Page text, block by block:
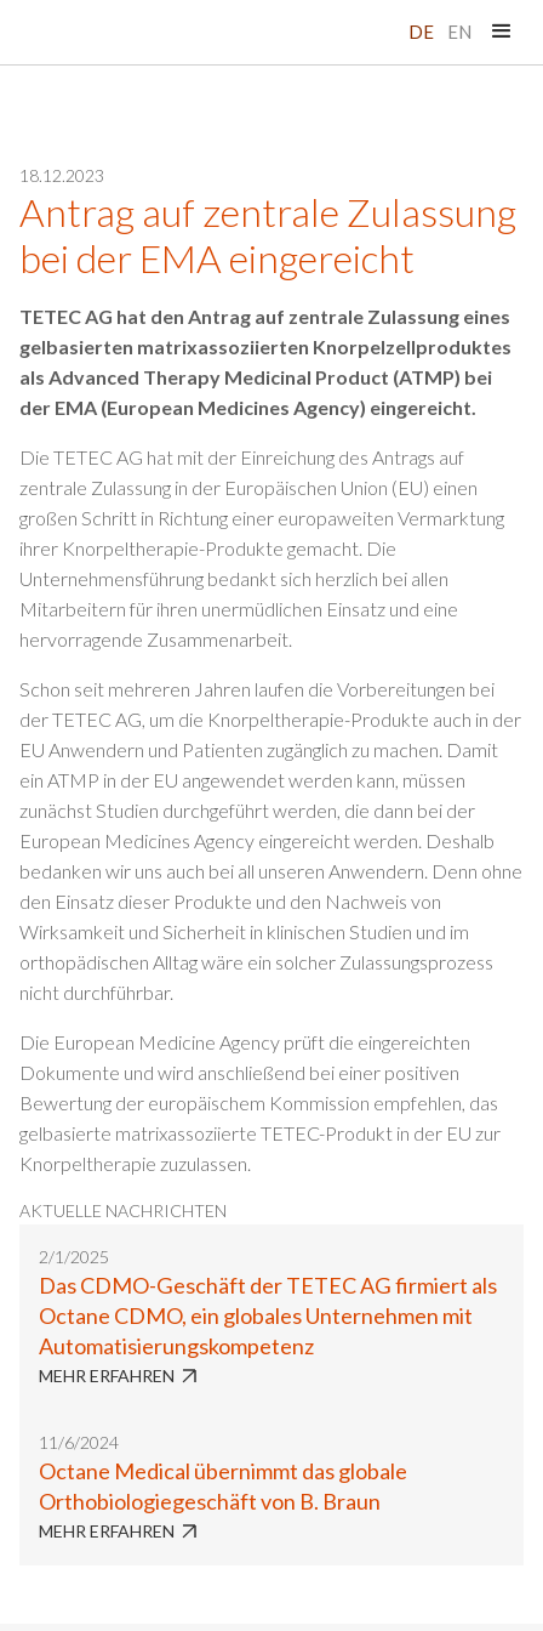
DE EN
18.12.2023
Antrag auf zentrale Zulassung
bei der EMA eingereicht
TETEC AG hat den Antrag auf zentrale Zulassung eines
gelbasierten matrixassoziierten Knorpelzellproduktes
als Advanced Therapy Medicinal Product (ATMP) bei
der EMA (European Medicines Agency) eingereicht.
Die TETEC AG hat mit der Einreichung des Antrags auf
zentrale Zulassung in der Europäischen Union (EU) einen
großen Schritt in Richtung einer europaweiten Vermarktung
ihrer Knorpeltherapie-Produkte gemacht. Die
Unternehmensführung bedankt sich herzlich bei allen
Mitarbeitern für ihren unermüdlichen Einsatz und eine
hervorragende Zusammenarbeit.
Schon seit mehreren Jahren laufen die Vorbereitungen bei
der TETEC AG, um die Knorpeltherapie-Produkte auch in der
EU Anwendern und Patienten zugänglich zu machen. Damit
ein ATMP in der EU angewendet werden kann, müssen
zunächst Studien durchgeführt werden, die dann bei der
European Medicines Agency eingereicht werden. Deshalb
bedanken wir uns auch bei all unseren Anwendern. Denn ohne
den Einsatz dieser Produkte und den Nachweis von
Wirksamkeit und Sicherheit in klinischen Studien und im
orthopädischen Alltag wäre ein solcher Zulassungsprozess
nicht durchführbar.
Die European Medicine Agency prüft die eingereichten
Dokumente und wird anschließend bei einer positiven
Bewertung der europäischem Kommission empfehlen, das
gelbasierte matrixassoziierte TETEC-Produkt in der EU zur
Knorpeltherapie zuzulassen.
AKTUELLE NACHRICHTEN
2/1/2025
Das CDMO-Geschäft der TETEC AG firmiert als
Octane CDMO, ein globales Unternehmen mit
Automatisierungskompetenz
MEHR ERFAHREN
11/6/2024
Octane Medical übernimmt das globale
Orthobiologiegeschäft von B. Braun
MEHR ERFAHREN